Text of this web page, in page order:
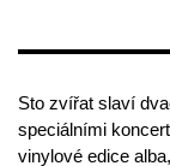
Sto zvířat slaví
speciálními
vinylové edice